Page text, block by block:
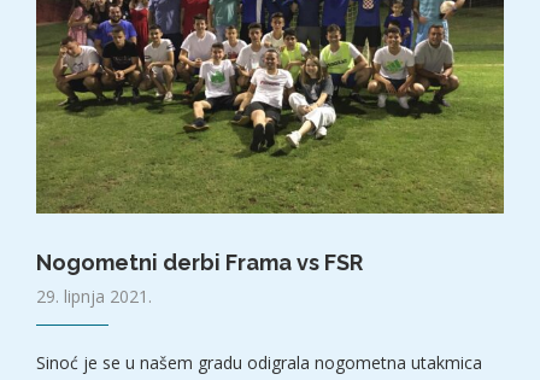
Nogometni derbi Frama vs FSR
29. lipnja 2021.
Sinoć je se u našem gradu odigrala nogometna utakmica